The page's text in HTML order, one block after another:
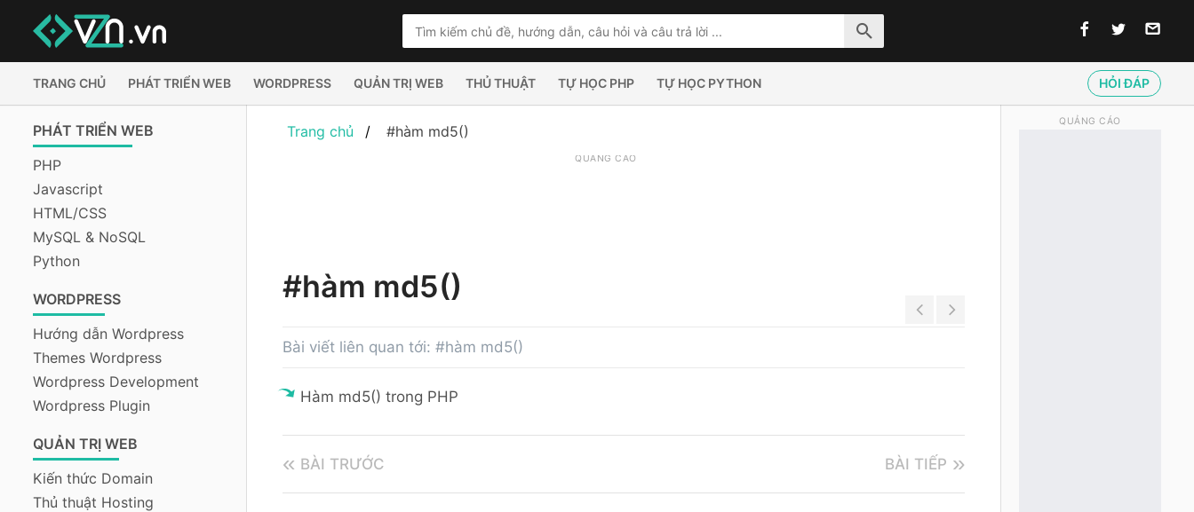
TRANG CHỦ PHÁT TRIỂN WEB WORDPRESS QUẢN TRỊ WEB THỦ THUẬT TỰ HỌC PHP TỰ HỌC PYTHON HỎI ĐÁP
PHÁT TRIỂN WEB
PHP
Javascript
HTML/CSS
MySQL & NoSQL
Python
WORDPRESS
Hướng dẫn Wordpress
Themes Wordpress
Wordpress Development
Wordpress Plugin
QUẢN TRỊ WEB
Kiến thức Domain
Thủ thuật Hosting
Trang chủ #hàm md5()
QUẢNG CÁO
#hàm md5()
Bài viết liên quan tới: #hàm md5()
Hàm md5() trong PHP
BÀI TRƯỚC BÀI TIẾP
QUẢNG CÁO